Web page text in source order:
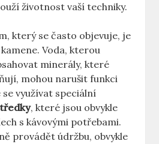
životnost ​vaší techniky.
který se často objevuje, je
Voda, kterou​
minerály, ​které
mohou narušit ‌funkci
využívat⁤ speciální
,⁤ které jsou obvykle
s ⁤kávovými ‍potřebami.
provádět údržbu, obvykle